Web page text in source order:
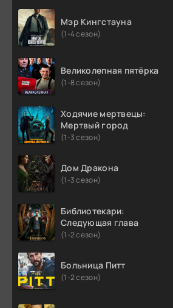
Мэр Кингстауна
(1-4 сезон)
Великолепная пятёрка
(1-8 сезон)
Ходячие мертвецы:
Мертвый город
(1-3 сезон)
Дом Дракона
(1-3 сезон)
Библиотекари:
Следующая глава
(1-2 сезон)
Больница Питт
(1-2 сезон)